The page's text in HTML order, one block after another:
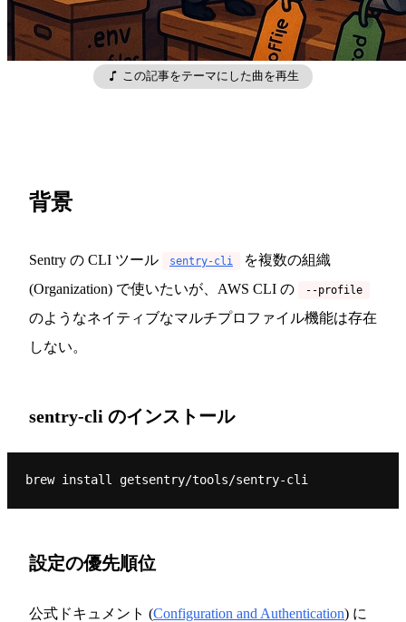
この記事をテーマにした曲を再生
背景
Sentry の CLI ツール sentry-cli
を複数の組織
(Organization) で使いたいが、AWS CLI の
--profile
のようなネイティブなマルチプロファイル機能は存在
しない。
sentry-cli のインストール
brew install getsentry/tools/sentry-cli
設定の優先順位
公式ドキュメント (Configuration and Authentication) に